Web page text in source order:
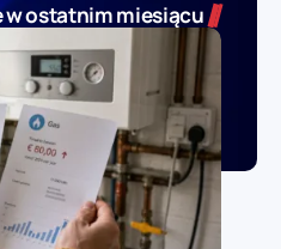
ostatnim miesiącu